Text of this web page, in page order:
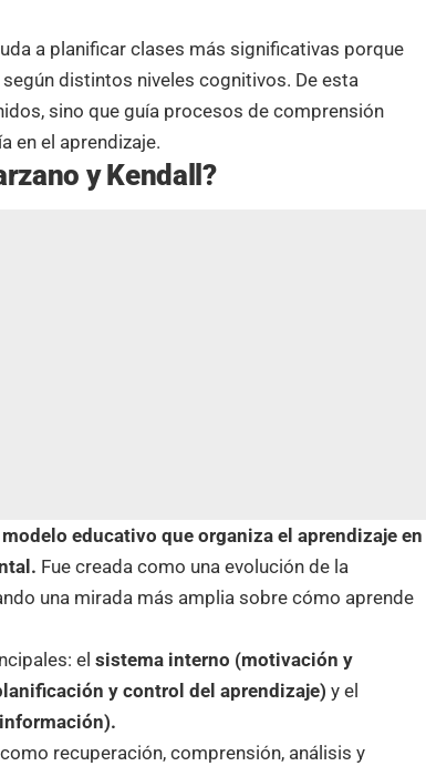
a planificar clases más significativas porque
distintos niveles cognitivos. De esta
sino que guía procesos de comprensión
en el aprendizaje.
y Kendall?
modelo educativo que organiza el aprendizaje en
Fue creada como una evolución de la
una mirada más amplia sobre cómo aprende
el sistema interno (motivación y
y control del aprendizaje) y el
recuperación,comprensión, análisis y